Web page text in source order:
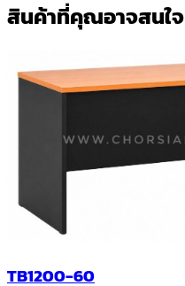
สินค้าที่คุณอาจสนใจ
TB1200-60